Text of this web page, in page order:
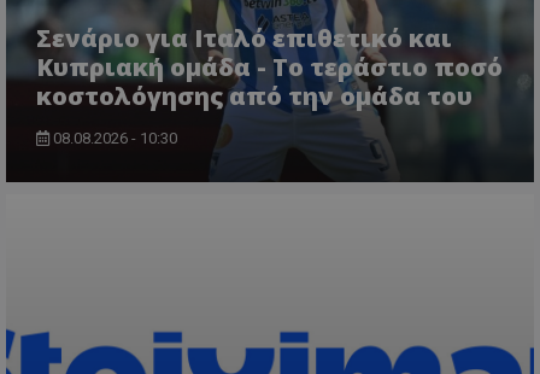
Σενάριο για Ιταλό επιθετικό και
Κυπριακή ομάδα - Το τεράστιο ποσό
κοστολόγησης από την ομάδα του
08.08.2026 - 10:30